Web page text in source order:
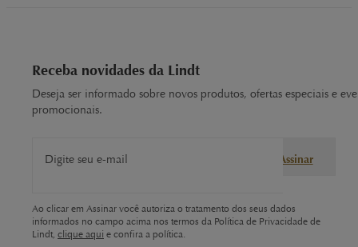
Receba novidades da Lindt
Deseja ser informado sobre novos produtos, ofertas especiais e
promocionais.
Digite seu e-mail Assinar
Ao clicar em Assinar você autoriza o tratamento dos seus dados
informados no campo acima nos termos da Política de Privacidade de
Lindt, clique aqui e confira a política.